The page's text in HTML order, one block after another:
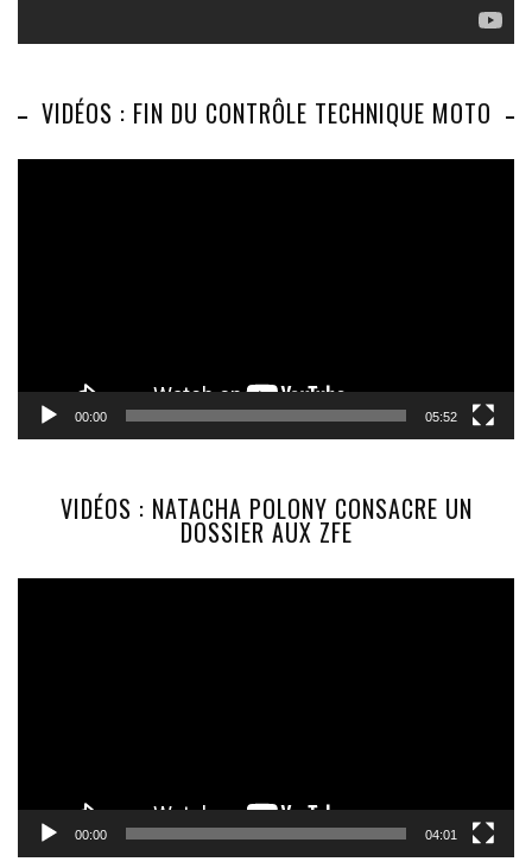
VIDÉOS : FIN DU CONTRÔLE TECHNIQUE MOTO
00:00 05:52
VIDÉOS : NATACHA POLONY CONSACRE UN
DOSSIER AUX ZFE
00:00 04:01